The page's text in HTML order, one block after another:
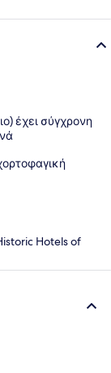
έχει σύγχρονη
Hotels of